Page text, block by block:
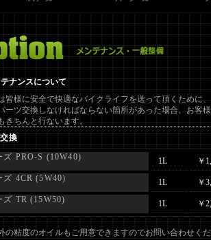
ナンスについて
皆様に安全で快適なバイクライフを送って頂くために
ーツ交換しなければならない箇所があった場合、お客
きちんと行ないます。
換
ズ PRO-S (10W40)
1L
￥
ズ 4CR (5W40)
1L
￥
ズ TR (15W50)
1L ￥
の粘度のオイルもご用意できますのでお問い合わせく